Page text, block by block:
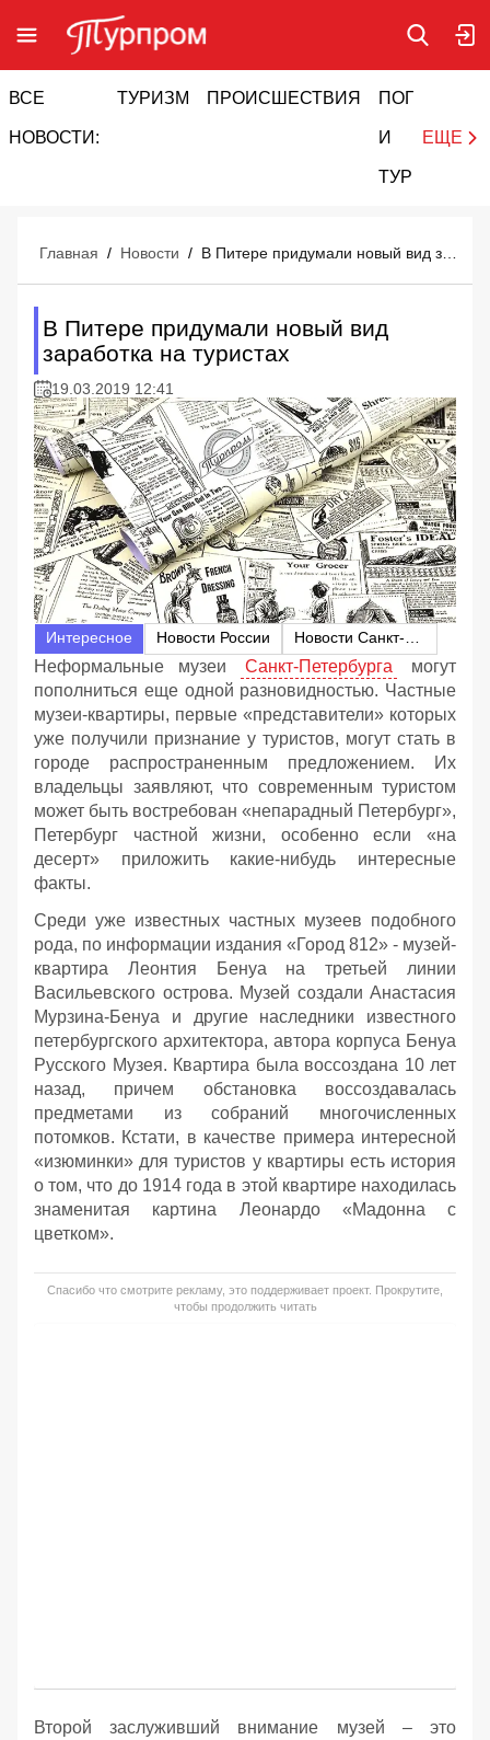
ВСЕ
НОВОСТИ:
ТУРИЗМ ПРОИСШЕСТВИЯ ПОГОДА
И
ТУРИЗМ
ЕЩЕ
Главная / Новости /
В Питере придумали новый вид
заработка на туристах
19.03.2019 12:41
Интересное Новости России
Неформальные музеи Санкт-Петербурга
могут
пополниться еще одной разновидностью. Частные
музеи-квартиры, первые «представители» которых
уже получили признание у туристов, могут стать в
городе распространенным предложением. Их
владельцы заявляют, что современным туристом
может быть востребован «непарадный Петербург»,
Петербург частной жизни, особенно если «на
десерт» приложить какие-нибудь интересные
факты.
Среди уже известных частных музеев подобного
рода, по информации издания «Город 812» - музей-
квартира Леонтия Бенуа на третьей линии
Васильевского острова. Музей создали Анастасия
Мурзина-Бенуа и другие наследники известного
петербургского архитектора, автора корпуса Бенуа
Русского Музея. Квартира была воссоздана 10 лет
назад, причем обстановка воссоздавалась
предметами из собраний многочисленных
потомков. Кстати, в качестве примера интересной
«изюминки» для туристов у квартиры есть история
о том, что до 1914 года в этой квартире находилась
знаменитая картина Леонардо «Мадонна с
цветком».
Спасибо что смотрите рекламу, это поддерживает проект. Прокрутите,
чтобы продолжить читать
Второй заслуживший внимание музей – это